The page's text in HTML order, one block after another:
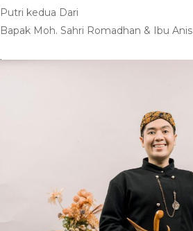
Putri kedua Dari
Bapak Moh. Sahri Romadhan & Ibu Anis